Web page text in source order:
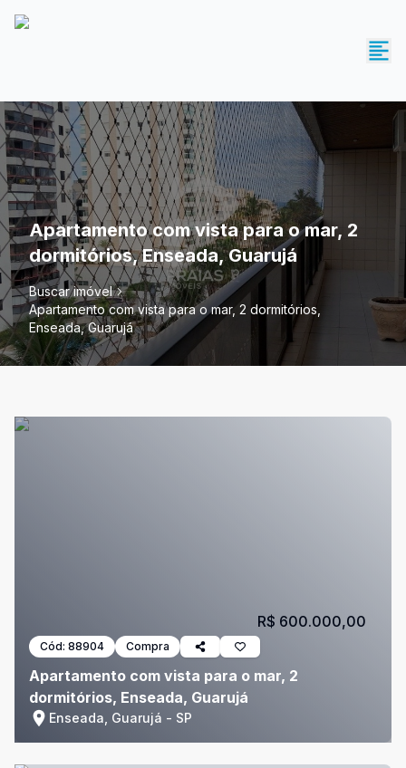
Apartamento com vista para o mar, 2
dormitórios, Enseada, Guarujá
Buscar imóvel
Apartamento com vista para o mar, 2 dormitórios,
Enseada, Guarujá
Cód: 88904 Compra
Apartamento com vista para o mar, 2
dormitórios, Enseada, Guarujá
Enseada, Guarujá - SP
R$ 600.000,00